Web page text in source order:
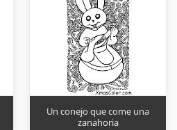
Un conejo que come una
zanahoria